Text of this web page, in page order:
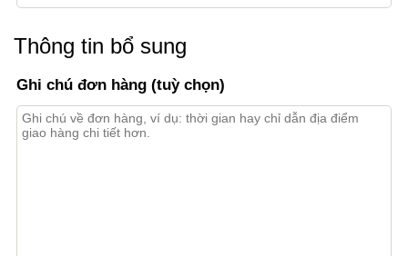
Thông tin bổ sung
Ghi chú đơn hàng (tuỳ chọn)